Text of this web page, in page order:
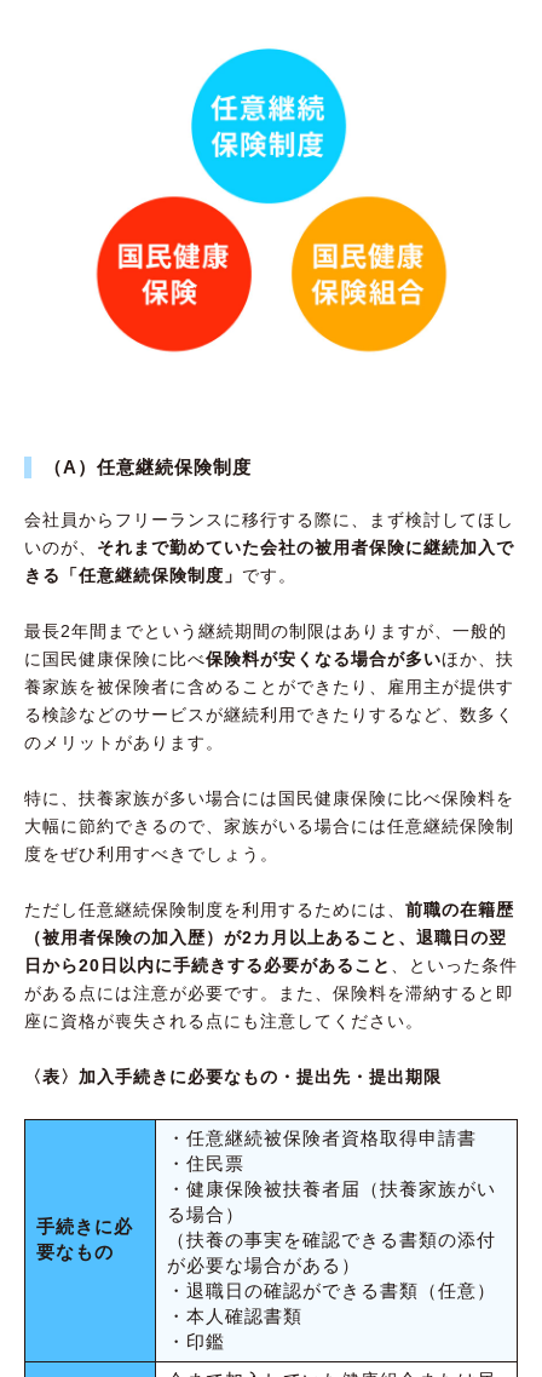
（A）任意継続保険制度
会社員からフリーランスに移行する際に、まず検討してほし
いのが、 それまで勤めていた会社の被用者保険に継続加入で
きる「任意継続保険制度」 です。
最長2年間までという継続期間の制限はありますが、一般的
に国民健康保険に比べ保険料が安くなる場合が多いほか、扶
養家族を被保険者に含めることができたり、雇用主が提供す
る検診などのサービスが継続利用できたりするなど、数多く
のメリットがあります。
特に、扶養家族が多い場合には国民健康保険に比べ保険料を
大幅に節約できるので、家族がいる場合には任意継続保険制
度をぜひ利用すべきでしょう。
ただし任意継続保険制度を利用するためには、 前職の在籍歴
（被用者保険の加入歴）が2カ月以上あること、退職日の翌
日から20日以内に手続きする必要があること
、といった条件
がある点には注意が必要です。また、保険料を滞納すると即
座に資格が喪失される点にも注意してください。
〈表〉加入手続きに必要なもの・提出先・提出期限
手続きに必
要なもの
・任意継続被保険者資格取得申請書
・住民票
・健康保険被扶養者届（扶養家族がい
る場合）
（扶養の事実を確認できる書類の添付
が必要な場合がある）
・退職日の確認ができる書類（任意）
・本人確認書類
・印鑑